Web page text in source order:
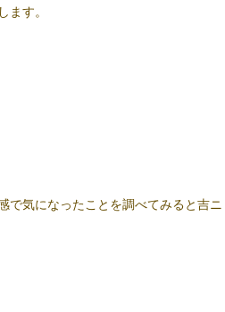
ます。
で気になったことを調べてみると吉ニ